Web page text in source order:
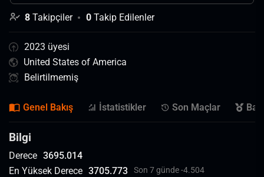
8 Takipçiler 0 Takip Edilenler
2023 üyesi
United States of America
Belirtilmemiş
Genel Bakış İstatistikler Son Maçlar
Bilgi
Derece 3695.014
En Yüksek Derece 3705.773 Son 7 günde -4.504